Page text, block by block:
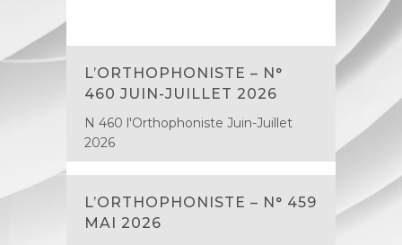
L’ORTHOPHONISTE – N°
460 JUIN-JUILLET 2026
N 460 l'Orthophoniste Juin-Juillet
2026
L’ORTHOPHONISTE – N° 459
MAI 2026